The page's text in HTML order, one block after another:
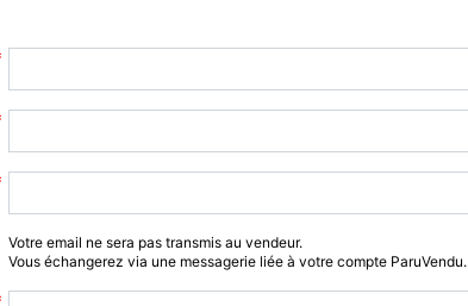
Votre email ne sera pas transmis au vendeur.
Vous échangerez via une messagerie liée à votre compte ParuVendu.